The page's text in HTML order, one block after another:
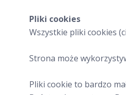
Pliki cookies
Wszystkie pliki cookies
Strona może
Pliki cookie to bardzo